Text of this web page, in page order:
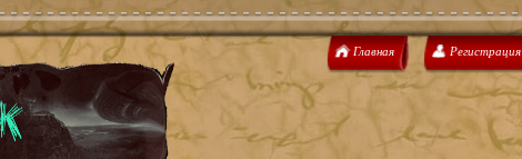
Главная Регистрация